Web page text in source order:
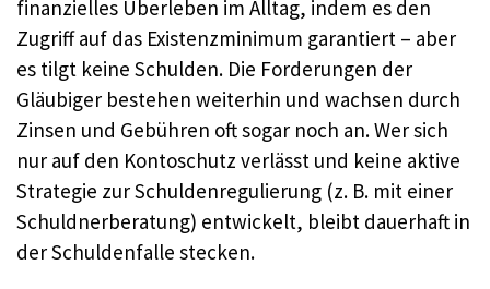
finanzielles Überleben im Alltag, indem es den
Zugriff auf das Existenzminimum garantiert – aber
es tilgt keine Schulden. Die Forderungen der
Gläubiger bestehen weiterhin und wachsen durch
Zinsen und Gebühren oft sogar noch an. Wer sich
nur auf den Kontoschutz verlässt und keine aktive
Strategie zur Schuldenregulierung (z. B. mit einer
Schuldnerberatung) entwickelt, bleibt dauerhaft in
der Schuldenfalle stecken.